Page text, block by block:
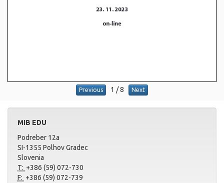
Previous 1 /8 Next
MIB EDU
Podreber 12a
SI-1355 Polhov Gradec
Slovenia
T: +386 (59) 072-730
F: +386 (59) 072-739